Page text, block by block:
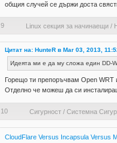
общия случей се държи доста
9 Linux секция за начинаещи/
Цитат на: HunteR в Mar 03, 2013,
Идеята ми е да му сложа един DD-
Горещо ти препоръчвам Open WRT
Отделно че можеш да си
10 Сигурност/ Системна
CloudFlare Versus Incapsula Versus